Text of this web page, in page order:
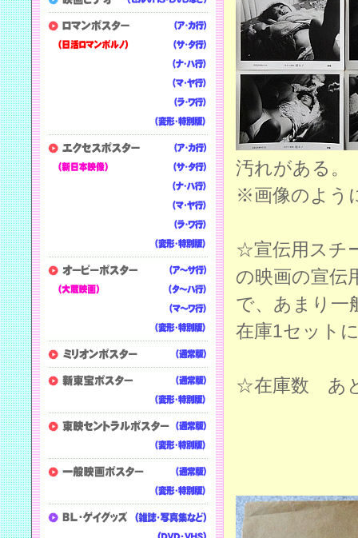
汚れがある。
※画像のよう
☆宣伝用スチ
の映画の宣伝
で、あまり一
在庫1セット
☆在庫数 あ